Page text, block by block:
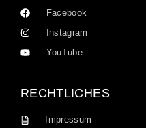
Facebook
Instagram
YouTube
RECHTLICHES
Impressum